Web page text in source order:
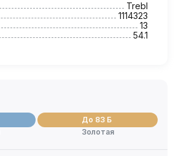
Trebl
1114323
13
54.1
До 83 Б
Золотая